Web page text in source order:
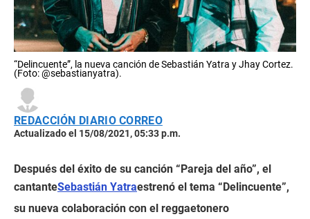
“Delincuente”, la nueva canción de Sebastián Yatra y Jhay Cortez.
(Foto: @sebastianyatra).
REDACCIÓN DIARIO CORREO
Actualizado el 15/08/2021, 05:33 p.m.
Después del éxito de su canción “Pareja del año”, el
cantanteSebastián Yatraestrenó el tema “Delincuente”,
su nueva colaboración con el reggaetonero